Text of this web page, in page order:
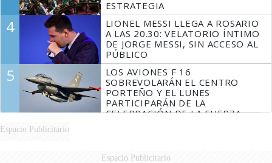
ESTRATEGIA
4
LIONEL MESSI LLEGA A ROSARIO
A LAS 20.30: VELATORIO ÍNTIMO
DE JORGE MESSI, SIN ACCESO AL
PÚBLICO
5
LOS AVIONES F 16
SOBREVOLARÁN EL CENTRO
PORTEÑO Y EL LUNES
PARTICIPARÁN DE LA
CELEBRACIÓN DE LA FUERZA
Espacio Publicitario
Espacio Publicitario